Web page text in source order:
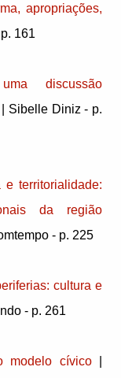
apropriações,
161
discussão
| Sibelle Diniz - p.
territorialidade:
da região
- p. 225
cultura e
- p. 261
modelo cívico|